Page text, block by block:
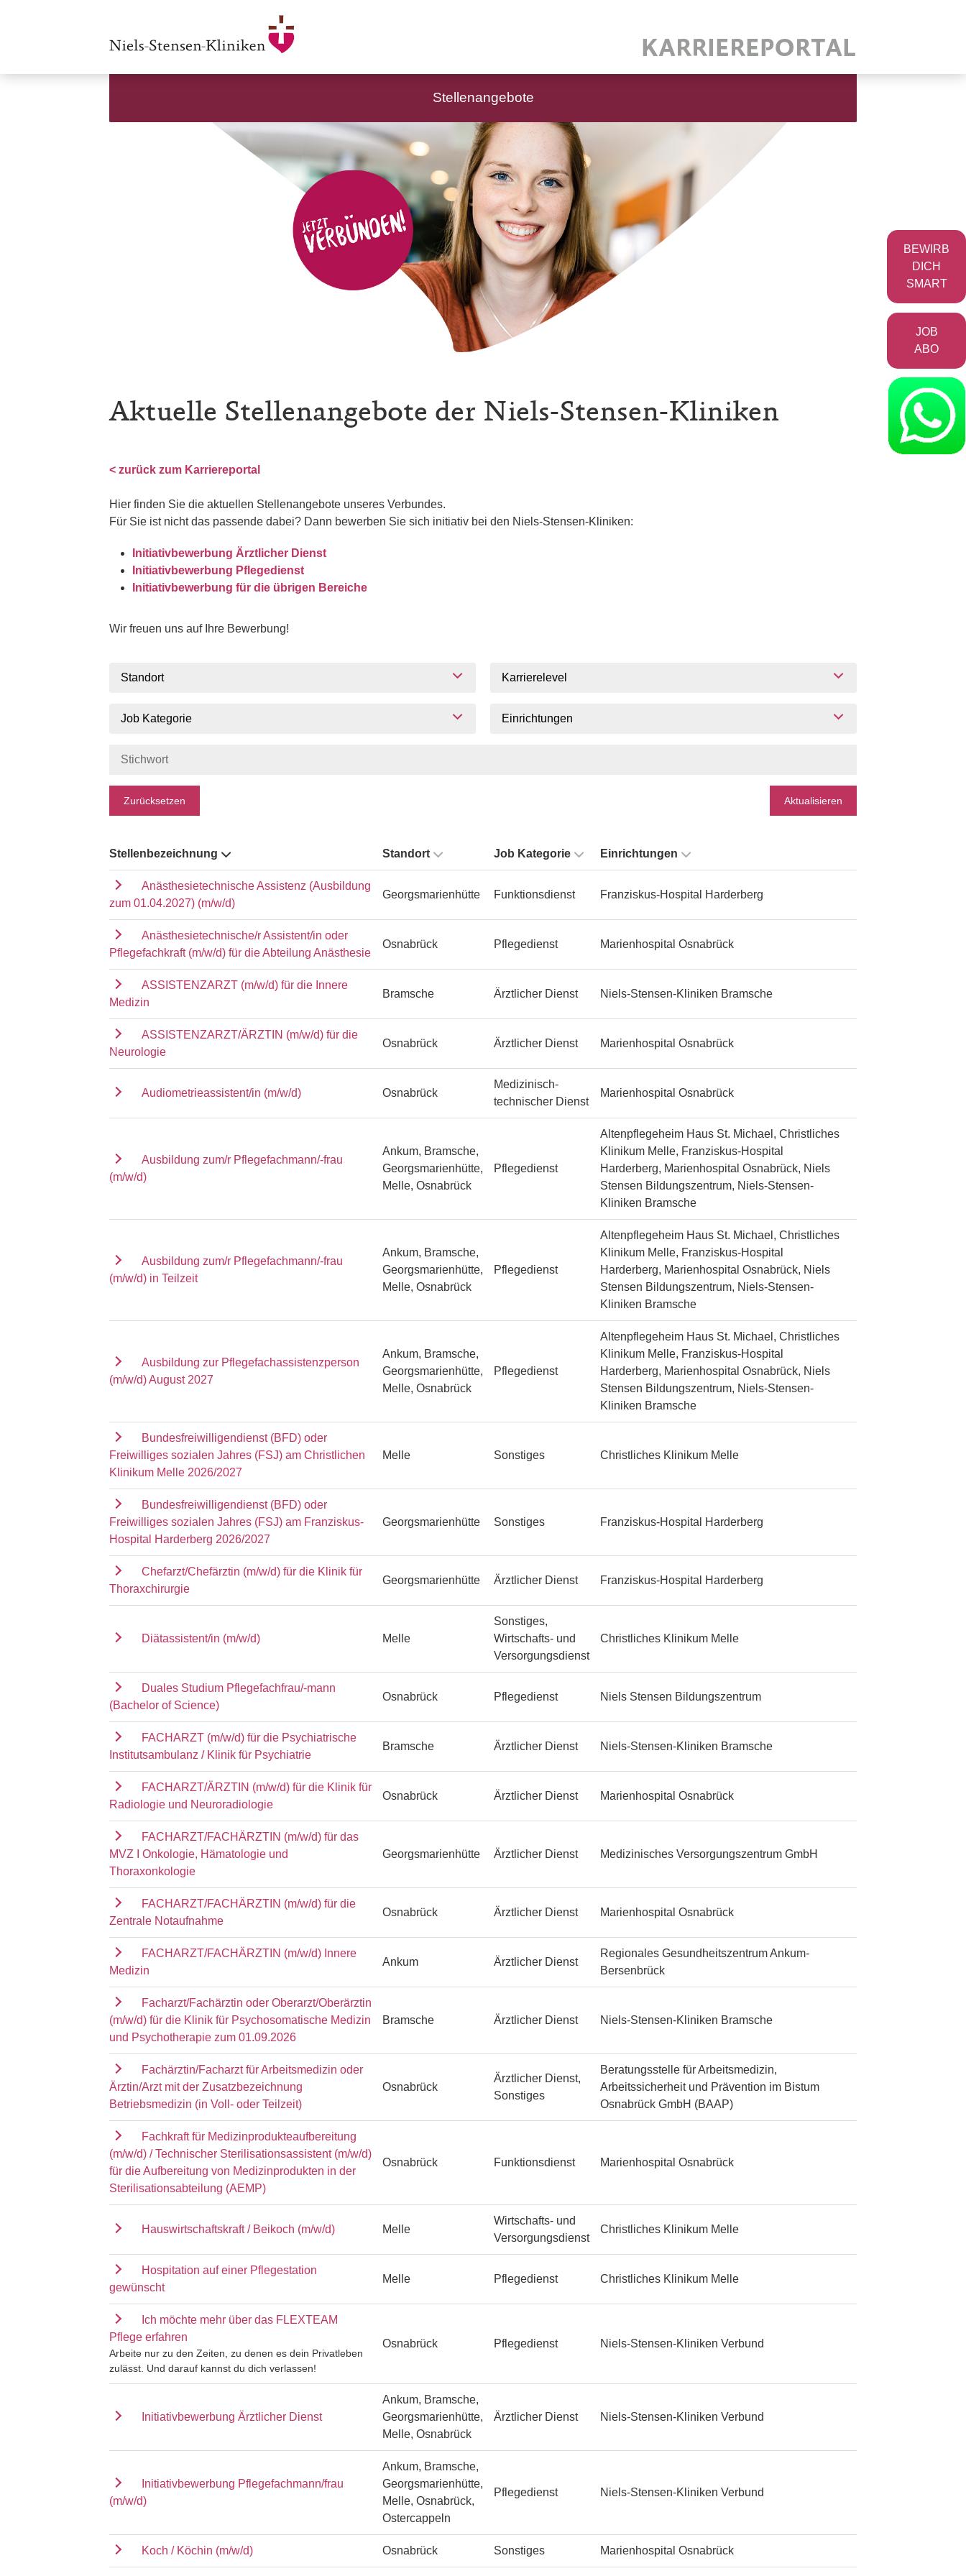
Stellenangebote
Aktuelle Stellenangebote der Niels-Stensen-Kliniken
< zurück zum Karriereportal
Hier finden Sie die aktuellen Stellenangebote unseres Verbundes.
Für Sie ist nicht das passende dabei? Dann bewerben Sie sich initiativ bei den Niels-Stensen-Kliniken:
Initiativbewerbung Ärztlicher Dienst
Initiativbewerbung Pflegedienst
Initiativbewerbung für die übrigen Bereiche
Wir freuen uns auf Ihre Bewerbung!
Standort Karrierelevel
Job Kategorie Einrichtungen
Zurücksetzen Aktualisieren
Stellenbezeichnung Standort Job Kategorie Einrichtungen
Anästhesietechnische Assistenz (Ausbildung
zum 01.04.2027) (m/w/d)
Georgsmarienhütte Funktionsdienst Franziskus-Hospital Harderberg
Anästhesietechnische/r Assistent/in oder
Pflegefachkraft (m/w/d) für die Abteilung Anästhesie
Osnabrück Pflegedienst Marienhospital Osnabrück
ASSISTENZARZT (m/w/d) für die Innere
Medizin
Bramsche Ärztlicher Dienst Niels-Stensen-Kliniken Bramsche
ASSISTENZARZT/ÄRZTIN (m/w/d) für die
Neurologie
Osnabrück Ärztlicher Dienst Marienhospital Osnabrück
Audiometrieassistent/in (m/w/d) Osnabrück
Medizinisch-
technischer Dienst
Marienhospital Osnabrück
Ausbildung zum/r Pflegefachmann/-frau
(m/w/d)
Ankum, Bramsche,
Georgsmarienhütte,
Melle, Osnabrück
Pflegedienst
Altenpflegeheim Haus St. Michael, Christliches
Klinikum Melle, Franziskus-Hospital
Harderberg, Marienhospital Osnabrück, Niels
Stensen Bildungszentrum, Niels-Stensen-
Kliniken Bramsche
Ausbildung zum/r Pflegefachmann/-frau
(m/w/d) in Teilzeit
Ankum, Bramsche,
Georgsmarienhütte,
Melle, Osnabrück
Pflegedienst
Altenpflegeheim Haus St. Michael, Christliches
Klinikum Melle, Franziskus-Hospital
Harderberg, Marienhospital Osnabrück, Niels
Stensen Bildungszentrum, Niels-Stensen-
Kliniken Bramsche
Ausbildung zur Pflegefachassistenzperson
(m/w/d) August 2027
Ankum, Bramsche,
Georgsmarienhütte,
Melle, Osnabrück
Pflegedienst
Altenpflegeheim Haus St. Michael, Christliches
Klinikum Melle, Franziskus-Hospital
Harderberg, Marienhospital Osnabrück, Niels
Stensen Bildungszentrum, Niels-Stensen-
Kliniken Bramsche
Bundesfreiwilligendienst (BFD) oder
Freiwilliges sozialen Jahres (FSJ) am Christlichen
Klinikum Melle 2026/2027
Melle Sonstiges Christliches Klinikum Melle
Bundesfreiwilligendienst (BFD) oder
Freiwilliges sozialen Jahres (FSJ) am Franziskus-
Hospital Harderberg 2026/2027
Georgsmarienhütte Sonstiges Franziskus-Hospital Harderberg
Chefarzt/Chefärztin (m/w/d) für die Klinik für
Thoraxchirurgie
Georgsmarienhütte Ärztlicher Dienst Franziskus-Hospital Harderberg
Diätassistent/in (m/w/d) Melle
Sonstiges,
Wirtschafts- und
Versorgungsdienst
Christliches Klinikum Melle
Duales Studium Pflegefachfrau/-mann
(Bachelor of Science)
Osnabrück Pflegedienst Niels Stensen Bildungszentrum
FACHARZT (m/w/d) für die Psychiatrische
Institutsambulanz / Klinik für Psychiatrie
Bramsche Ärztlicher Dienst Niels-Stensen-Kliniken Bramsche
FACHARZT/ÄRZTIN (m/w/d) für die Klinik für
Radiologie und Neuroradiologie
Osnabrück Ärztlicher Dienst Marienhospital Osnabrück
FACHARZT/FACHÄRZTIN (m/w/d) für das
MVZ I Onkologie, Hämatologie und
Thoraxonkologie
Georgsmarienhütte Ärztlicher Dienst Medizinisches Versorgungszentrum GmbH
FACHARZT/FACHÄRZTIN (m/w/d) für die
Zentrale Notaufnahme
Osnabrück Ärztlicher Dienst Marienhospital Osnabrück
FACHARZT/FACHÄRZTIN (m/w/d) Innere
Medizin
Ankum Ärztlicher Dienst
Regionales Gesundheitszentrum Ankum-
Bersenbrück
Facharzt/Fachärztin oder Oberarzt/Oberärztin
(m/w/d) für die Klinik für Psychosomatische Medizin
und Psychotherapie zum 01.09.2026
Bramsche Ärztlicher Dienst Niels-Stensen-Kliniken Bramsche
Fachärztin/Facharzt für Arbeitsmedizin oder
Ärztin/Arzt mit der Zusatzbezeichnung
Betriebsmedizin (in Voll- oder Teilzeit)
Osnabrück
Ärztlicher Dienst,
Sonstiges
Beratungsstelle für Arbeitsmedizin,
Arbeitssicherheit und Prävention im Bistum
Osnabrück GmbH (BAAP)
Fachkraft für Medizinprodukteaufbereitung
(m/w/d) / Technischer Sterilisationsassistent (m/w/d)
für die Aufbereitung von Medizinprodukten in der
Sterilisationsabteilung (AEMP)
Osnabrück Funktionsdienst Marienhospital Osnabrück
Hauswirtschaftskraft / Beikoch (m/w/d) Melle
Wirtschafts- und
Versorgungsdienst
Christliches Klinikum Melle
Hospitation auf einer Pflegestation
gewünscht
Melle Pflegedienst Christliches Klinikum Melle
Ich möchte mehr über das FLEXTEAM
Pflege erfahren
Arbeite nur zu den Zeiten, zu denen es dein Privatleben
zulässt. Und darauf kannst du dich verlassen!
Osnabrück Pflegedienst Niels-Stensen-Kliniken Verbund
Initiativbewerbung Ärztlicher Dienst
Ankum, Bramsche,
Georgsmarienhütte,
Melle, Osnabrück
Ärztlicher Dienst Niels-Stensen-Kliniken Verbund
Initiativbewerbung Pflegefachmann/frau
(m/w/d)
Ankum, Bramsche,
Georgsmarienhütte,
Melle, Osnabrück,
Ostercappeln
Pflegedienst Niels-Stensen-Kliniken Verbund
Koch / Köchin (m/w/d) Osnabrück Sonstiges Marienhospital Osnabrück
BEWIRB
DICH
SMART
JOB
ABO